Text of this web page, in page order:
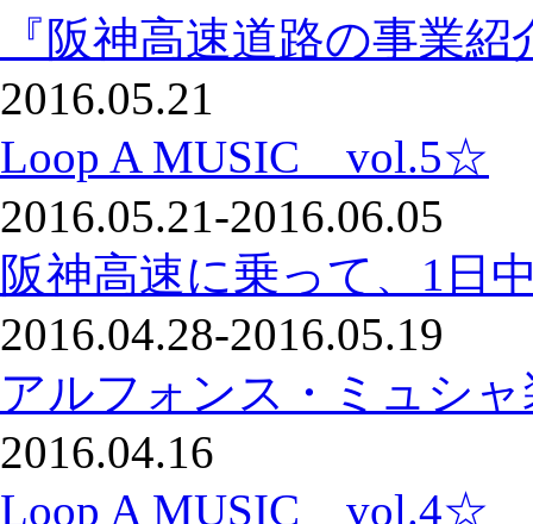
『阪神高速道路の事業
2016.05.21
Loop A MUSIC vol.5☆
2016.05.21-2016.06.05
阪神高速に乗って、1日
2016.04.28-2016.05.19
アルフォンス・ミュシ
2016.04.16
Loop A MUSIC vol.4☆